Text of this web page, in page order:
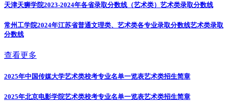
天津天狮学院2023-2024年各省录取分数线（艺术类） 艺术类录取分数线
常州工学院2024年江苏省普通文理类、艺术类各专业录取分数线艺术类录取
分数线
查看更多
2025年中国传媒大学艺术类校考专业名单一览表艺术类招生简章
2025年北京电影学院艺术类校考专业名单一览表艺术类招生简章